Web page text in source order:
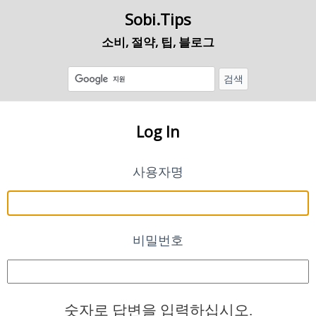
Sobi.Tips
소비, 절약, 팁, 블로그
Log In
사용자명
비밀번호
숫자로 답변을 입력하십시오.